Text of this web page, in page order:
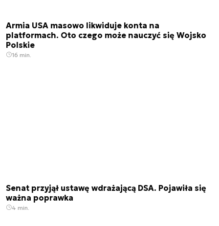
Armia USA masowo likwiduje konta na
platformach. Oto czego może nauczyć się Wojsko
Polskie
16 min.
Senat przyjął ustawę wdrażającą DSA. Pojawiła się
ważna poprawka
4 min.